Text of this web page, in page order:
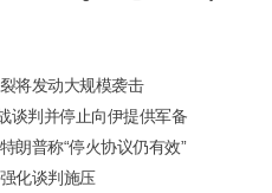
将发动大规模袭击
谈判并停止向伊提供军备
朗普称“停火协议仍有效”
化谈判施压